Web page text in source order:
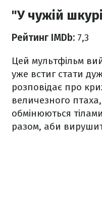
"У чужій
Рейтинг IMDb: 7,3
Цей мультфільм
уже встиг стати
розповідає про
величезного
обмінюються
разом, аби